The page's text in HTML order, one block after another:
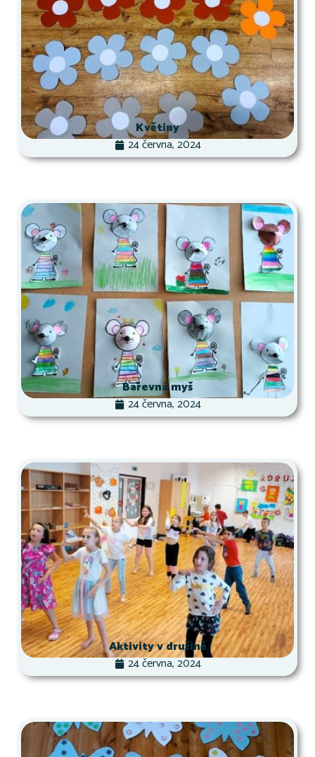
Květiny
24 června, 2024
Barevná myš
24 června, 2024
Aktivity v družině
24 června, 2024